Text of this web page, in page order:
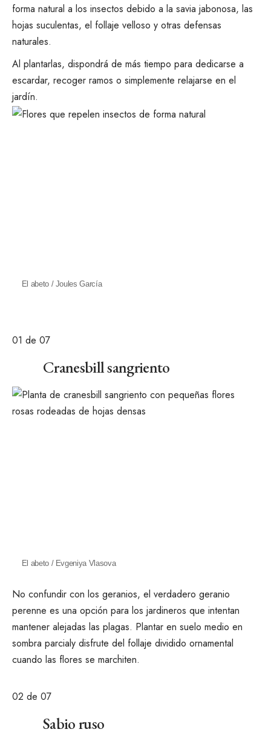
forma natural a los insectos debido a la savia jabonosa, las
hojas suculentas, el follaje velloso y otras defensas
naturales.
Al plantarlas, dispondrá de más tiempo para dedicarse a
escardar, recoger ramos o simplemente relajarse en el
jardín.
El abeto / Joules García
01 de 07
Cranesbill sangriento
El abeto / Evgeniya Vlasova
No confundir con los geranios, el verdadero geranio
perenne es una opción para los jardineros que intentan
mantener alejadas las plagas. Plantar en suelo medio en
sombra parcialy disfrute del follaje dividido ornamental
cuando las flores se marchiten.
02 de 07
Sabio ruso